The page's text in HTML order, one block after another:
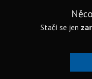
Stačí se jen